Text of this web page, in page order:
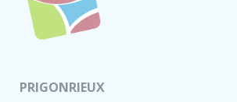
PRIGONRIEUX